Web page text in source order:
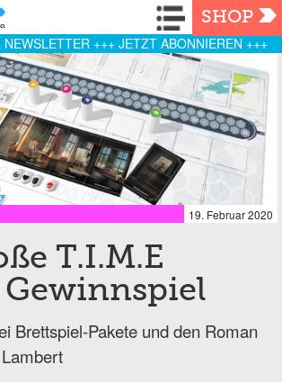
Navigation
SHOP
+++ JETZT ABONNIEREN +++
19. Februar 2020
T.I.M.E
Gewinnspiel
Brettspiel-Pakete und den Roman